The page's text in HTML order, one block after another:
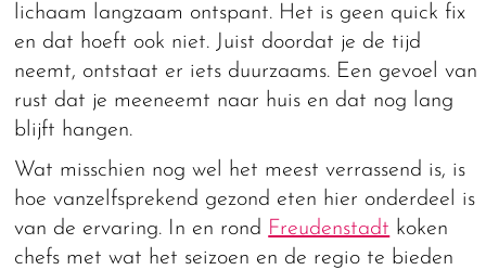
lichaam langzaam ontspant. Het is geen quick fix
en dat hoeft ook niet. Juist doordat je de tijd
neemt, ontstaat er iets duurzaams. Een gevoel van
rust dat je meeneemt naar huis en dat nog lang
blijft hangen.
Wat misschien nog wel het meest verrassend is, is
hoe vanzelfsprekend gezond eten hier onderdeel is
van de ervaring. In en rond Freudenstadt koken
chefs met wat het seizoen en de regio te bieden